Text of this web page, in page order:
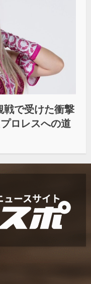
戦で受けた衝撃
ロレスへの道